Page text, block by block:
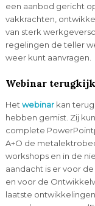
een aanbod gericht
vakkrachten,
van sterk
regelingen de teller
weer kunt aanvragen.
Webinar
Het webinarkan
hebben gemist. Zij
complete
A+O de
workshops en in de
aandacht is er voor
en voor de
laatste